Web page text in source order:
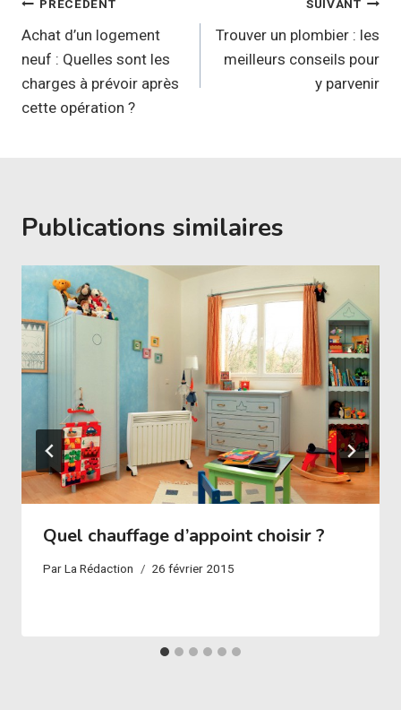
de
l’article
PRÉCÉDENT
Achat d’un logement
neuf : Quelles sont les
charges à prévoir après
cette opération ?
SUIVANT
Trouver un plombier : les
meilleurs conseils pour
y parvenir
Publications similaires
Quel chauffage d’appoint choisir ?
ParLa Rédaction 26 février 2015